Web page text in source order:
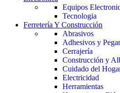
Equipos
Tecnologia
Ferretería Y Construcción
Abrasivos
Adhesivos y
Cerrajería
Construcción y
Cuidado del
Electricidad
Herramientas